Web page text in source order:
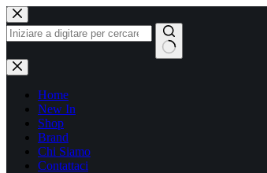
Home
New In
Shop
Brand
Chi Siamo
Contattaci